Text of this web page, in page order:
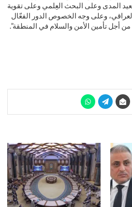
المدى وعلى البحث العِلمي وعلى تقوية
وعلى وجه الخصوص الدور الفعّال
من أجل تأمين الأمن والسلام في المنطقة”.